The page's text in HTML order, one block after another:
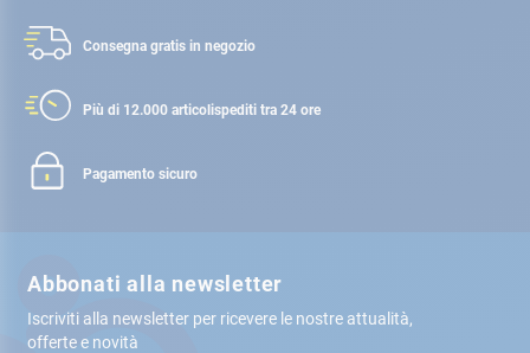
Consegna gratis in negozio
Più di 12.000 articolispediti tra 24 ore
Pagamento sicuro
Abbonati alla newsletter
Iscriviti alla newsletter per ricevere le nostre attualità,
offerte e novità